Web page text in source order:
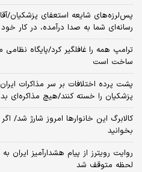
پس‌لرزه‌های شایعه استعفای پزشکیان/
رسانه‌ای شما به صدا درآمده، در کار
ترامپ همه را غافلگیر کرد/پایگاه
ساخت است
پشت پرده اختلافات بر سر مذاکرات
پزشکیان را خسته کنند/هیچ مذاکره‌ای
کالابرگ این خانوارها امروز شارژ شد/
بخوانید
روایت رویترز از پیام هشدارآمیز ایران
لحظه متوقف شد